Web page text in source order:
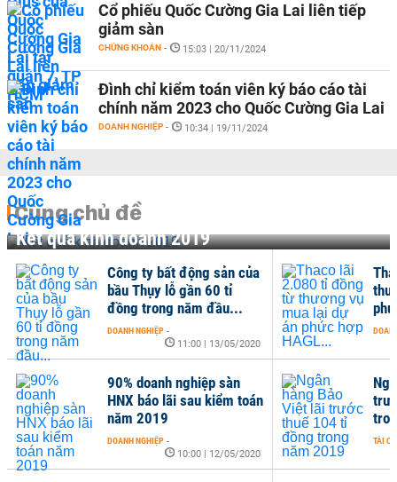
Cổ phiếu Quốc Cường Gia Lai liên tiếp
giảm sàn
CHỨNG KHOÁN - 15:03 | 20/11/2024
Đình chỉ kiểm toán viên ký báo cáo tài
chính năm 2023 cho Quốc Cường Gia Lai
DOANH NGHIỆP - 10:34 | 19/11/2024
Cùng chủ đề
Kết quả kinh doanh 2019
Công ty bất động sản của
bầu Thụy lỗ gần 60 tỉ
đồng trong năm đầu...
DOANH NGHIỆP -
11:00 | 13/05/2020
90% doanh nghiệp sàn
HNX báo lãi sau kiểm toán
năm 2019
DOANH NGHIỆP -
10:00 | 12/05/2020
TÀI